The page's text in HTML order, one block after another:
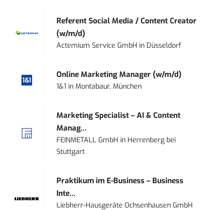
Referent Social Media / Content Creator
(w/m/d)
Actemium Service GmbH in Düsseldorf
Online Marketing Manager (w/m/d)
1&1 inMontabaur, München
Marketing Specialist – AI & Content
Manag...
FEINMETALL GmbH in Herrenberg bei
Stuttgart
Praktikum im E-Business – Business
Inte...
Liebherr-Hausgeräte Ochsenhausen GmbH